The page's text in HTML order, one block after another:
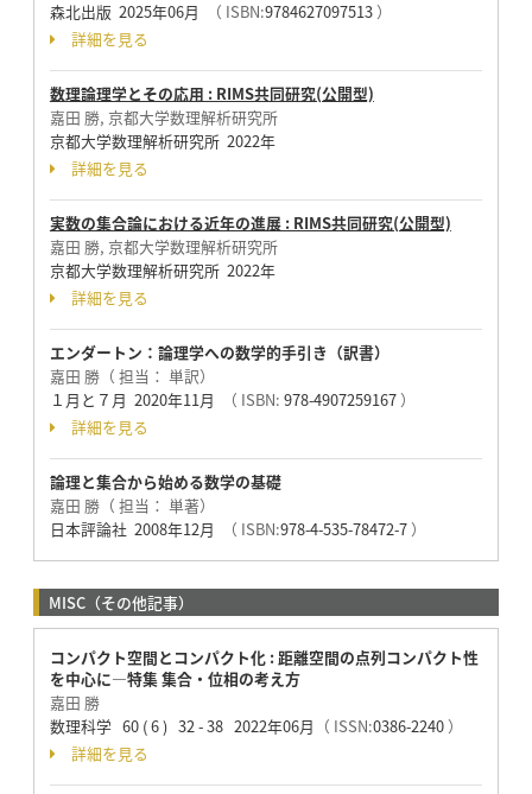
森北出版 2025年06月 （ ISBN:9784627097513）
詳細を見る
数理論理学とその応用 : RIMS共同研究(公開型)
嘉田 勝, 京都大学数理解析研究所
京都大学数理解析研究所 2022年
詳細を見る
実数の集合論における近年の進展 : RIMS共同研究(公開型)
嘉田 勝, 京都大学数理解析研究所
京都大学数理解析研究所 2022年
詳細を見る
エンダートン：論理学への数学的手引き（訳書）
嘉田 勝（ 担当： 単訳）
１月と７月 2020年11月
（ ISBN: 978-4907259167）
詳細を見る
論理と集合から始める数学の基礎
嘉田 勝（ 担当： 単著）
日本評論社 2008年12月
（ ISBN:978-4-535-78472-7）
MISC（その他記事）
コンパクト空間とコンパクト化 : 距離空間の点列コンパクト性
を中心に—特集 集合・位相の考え方
嘉田 勝
数理科学 60 ( 6 ) 32 - 38 2022年06月 （ ISSN:0386-2240）
詳細を見る